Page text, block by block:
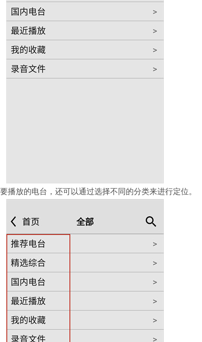
播放的电台，还可以通过选择不同的分类来进行定位。